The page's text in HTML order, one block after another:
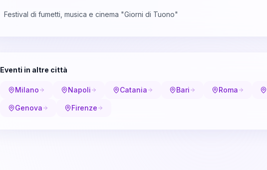
Festival di fumetti, musica e cinema "Giorni di Tuono"
Eventi in altre città
Milano Napoli Catania Bari Roma
Genova Firenze